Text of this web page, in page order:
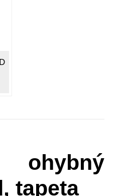
ohybný
tapeta